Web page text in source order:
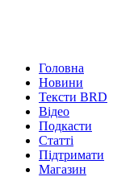
Головна
Новини
Тексти BRD
Відео
Подкасти
Статті
Підтримати
Магазин